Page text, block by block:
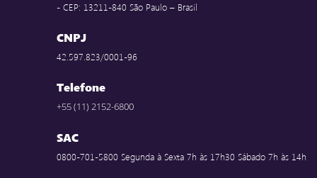
- CEP: 13211-840 São Paulo – Brasil
CNPJ
42.597.823/0001-96
Telefone
+55 (11) 2152-6800
SAC
0800-701-5800 Segunda à Sexta 7h às 17h30 Sábado 7h às 14h